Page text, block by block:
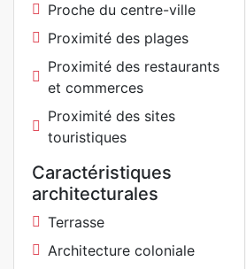
Proche du centre-ville
Proximité des plages
Proximité des restaurants
et commerces
Proximité des sites
touristiques
Caractéristiques
architecturales
Terrasse
Architecture coloniale